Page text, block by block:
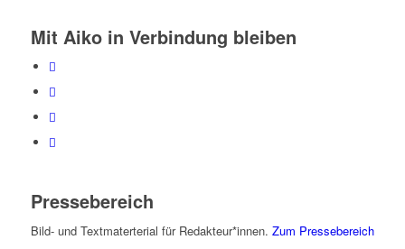
Mit Aiko in Verbindung bleiben
Pressebereich
Bild- und Textmaterterial für Redakteur*innen. Zum Pressebereich